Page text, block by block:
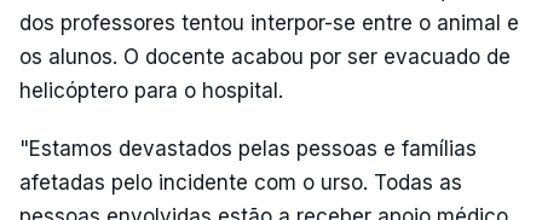
dos professores tentou interpor-se entre o animal e
os alunos. O docente acabou por ser evacuado de
helicóptero para o hospital.
"Estamos devastados pelas pessoas e famílias
afetadas pelo incidente com o urso. Todas as